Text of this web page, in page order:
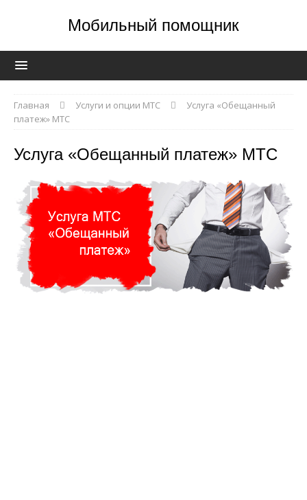
Мобильный помощник
Главная Услуги и опции МТС
Услуга «Обещанный
платеж» МТС
Услуга «Обещанный платеж» МТС